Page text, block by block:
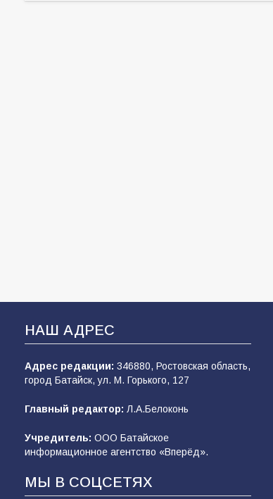
НАШ АДРЕС
Адрес редакции: 346880, Ростовская область,
город Батайск, ул. М. Горького, 127
Главный редактор: Л.А.Белоконь
Учредитель: ООО Батайское
информационное агентство «Вперёд».
МЫ В СОЦСЕТЯХ